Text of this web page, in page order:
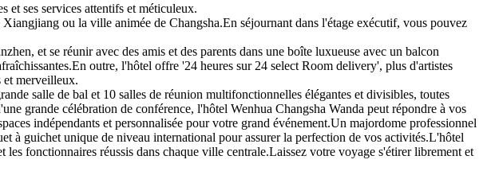
et ses services attentifs et méticuleux.
ou la ville animée de Changsha.En séjournant dans l'étage exécutif, vous pouvez
et se réunir avec des amis et des parents dans une boîte luxueuse avec un balcon
outre, l'hôtel offre '24 heures sur 24 select Room delivery', plus d'artistes
et merveilleux.
salle de bal et 10 salles de réunion multifonctionnelles élégantes et divisibles, toutes
grande célébration de conférence, l'hôtel Wenhua Changsha Wanda peut répondre à vos
indépendants et personnalisée pour votre grand événement.Un majordome professionnel
à guichet unique de niveau international pour assurer la perfection de vos activités.L'hôtel
fonctionnaires réussis dans chaque ville centrale.Laissez votre voyage s'étirer librement et